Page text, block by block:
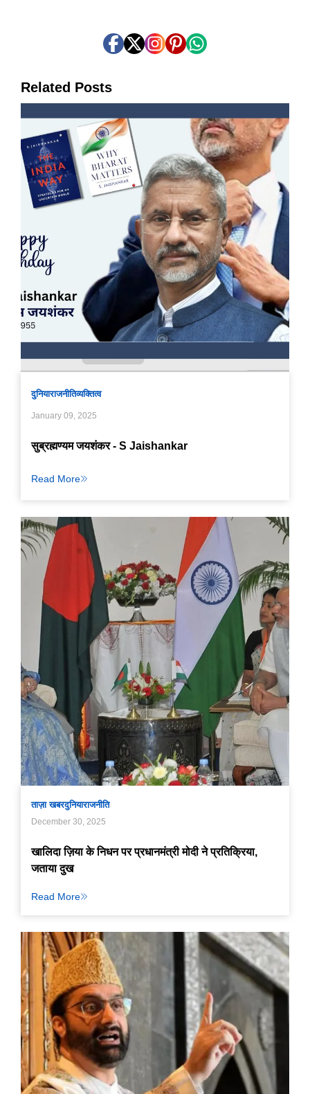
Related Posts
दुनियाराजनीतिव्यक्तित्व
January 09, 2025
सुब्रह्मण्यम जयशंकर - S Jaishankar
Read More
ताज़ा खबरदुनियाराजनीति
December 30, 2025
खालिदा ज़िया के निधन पर प्रधानमंत्री मोदी ने प्रतिक्रिया,
जताया दुख
Read More